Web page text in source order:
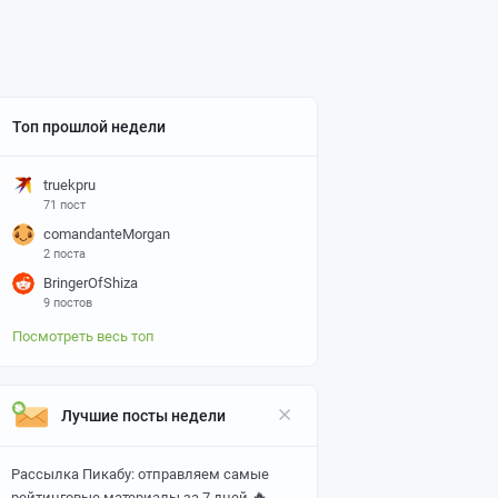
Топ прошлой недели
truekpru
71 пост
comandanteMorgan
2 поста
BringerOfShiza
9 постов
Посмотреть весь топ
Лучшие посты недели
Рассылка Пикабу: отправляем самые